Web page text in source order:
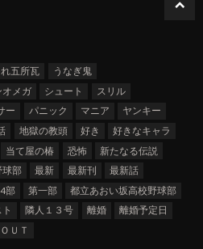
五所瓦
うなぎ鬼
オメガ シュート
スリル
ー パニック マニア
ヤンキー
地獄の教頭 好き
好きなキャラ
当て屋の椿 恐怖
新たなる伝説
球部 最新 最新刊
最新話
部 第一部
都立あおい坂高校野球部
隣人１３号 離婚
離婚予定日
ＯＵＴ